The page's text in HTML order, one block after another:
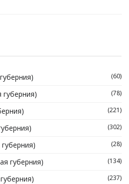
(60)
губерния) (78)
(221)
(302)
(28)
губерния) (134)
(237)